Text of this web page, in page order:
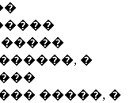
�
�����, �